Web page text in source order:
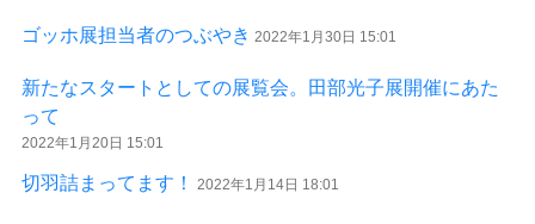
ゴッホ展担当者のつぶやき 2022年1月30日 15:01
新たなスタートとしての展覧会。田部光子展開催にあた
って
2022年1月20日 15:01
切羽詰まってます！ 2022年1月14日 18:01